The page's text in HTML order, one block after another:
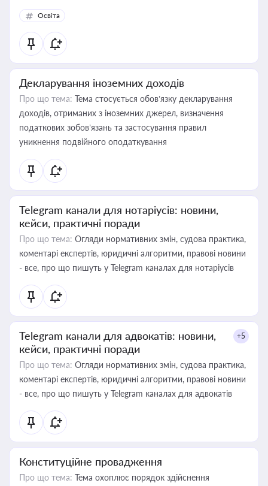
Освіта
Декларування іноземних доходів
Про що тема: Тема стосується обов’язку декларування
доходів, отриманих з іноземних джерел, визначення
податкових зобов’язань та застосування правил
уникнення подвійного оподаткування
Telegram канали для нотаріусів: новини,
кейси, практичні поради
Про що тема: Огляди нормативних змін, судова практика,
коментарі експертів, юридичні алгоритми, правові новини
- все, про що пишуть у Telegram каналах для нотаріусів
Telegram канали для адвокатів: новини,
кейси, практичні поради
+5
Про що тема: Огляди нормативних змін, судова практика,
коментарі експертів, юридичні алгоритми, правові новини
- все, про що пишуть у Telegram каналах для адвокатів
Конституційне провадження
Про що тема: Тема охоплює порядок здійснення